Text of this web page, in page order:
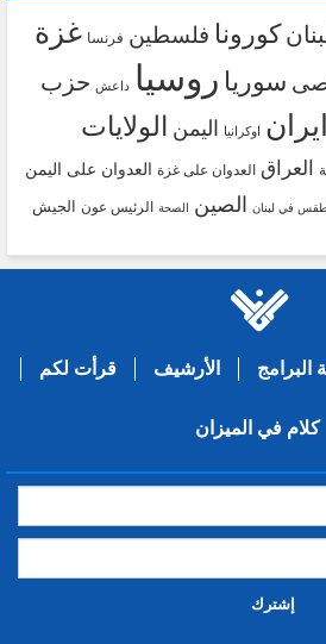
كورونا فلسطين فرنسا غزة
سوريا روسيا داعش حزب
ايران اوكرانيا اليمن
الولايات
العراق العدوان على غزة العدوان على اليمن
في لبنان الصين الصحة الرئيس عون
الجيش
البرامج الأرشيف قرأت لكم
كلام في الميزان
إشترك